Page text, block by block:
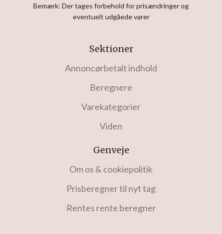
Bemærk: Der tages forbehold for prisændringer og
eventuelt udgåede varer
Sektioner
Annoncørbetalt indhold
Beregnere
Varekategorier
Viden
Genveje
Om os & cookiepolitik
Prisberegner til nyt tag
Rentes rente beregner